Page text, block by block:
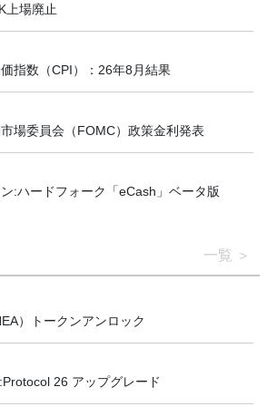
上場廃止
指数（CPI）：26年8月結果
場委員会（FOMC）政策金利発表
:ハードフォーク「eCash」ベータ版
一覧
）トークンアンロック
26 アップグレード